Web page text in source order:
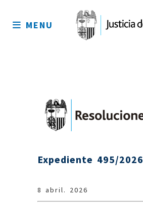
sitio
MENU
Expediente 495/2026
8 abril. 2026